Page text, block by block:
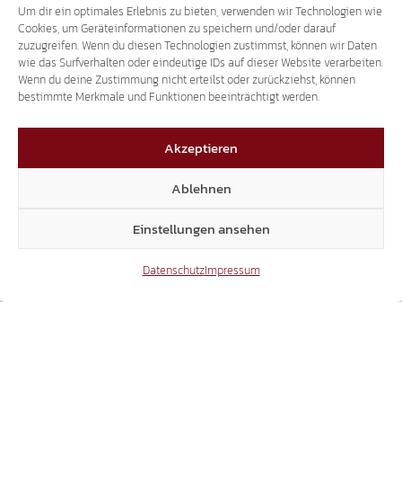
Um dir ein optimales Erlebnis zu bieten, verwenden wir Technologien wie
Cookies, um Geräteinformationen zu speichern und/oder darauf
zuzugreifen. Wenn du diesen Technologien zustimmst, können wir Daten
wie das Surfverhalten oder eindeutige IDs auf dieser Website verarbeiten.
Wenn du deine Zustimmung nicht erteilst oder zurückziehst, können
bestimmte Merkmale und Funktionen beeinträchtigt werden.
Akzeptieren
Ablehnen
Einstellungen ansehen
DatenschutzImpressum
STAFFLER ALS ÜBERRASCHUNG
9. Juli 2008
Die Kandidatenliste der SÜD-TIROLER
FREIHEIT umfasst nunmehr 30 Kandidatinnen
und Kandidaten. Heute vormittag wurden drei
weitere Kandidaten vorgestellt. Es sind dies
der Eisacktaler-Überraschungskandidat
Hartmuth Staffler sowie die beiden